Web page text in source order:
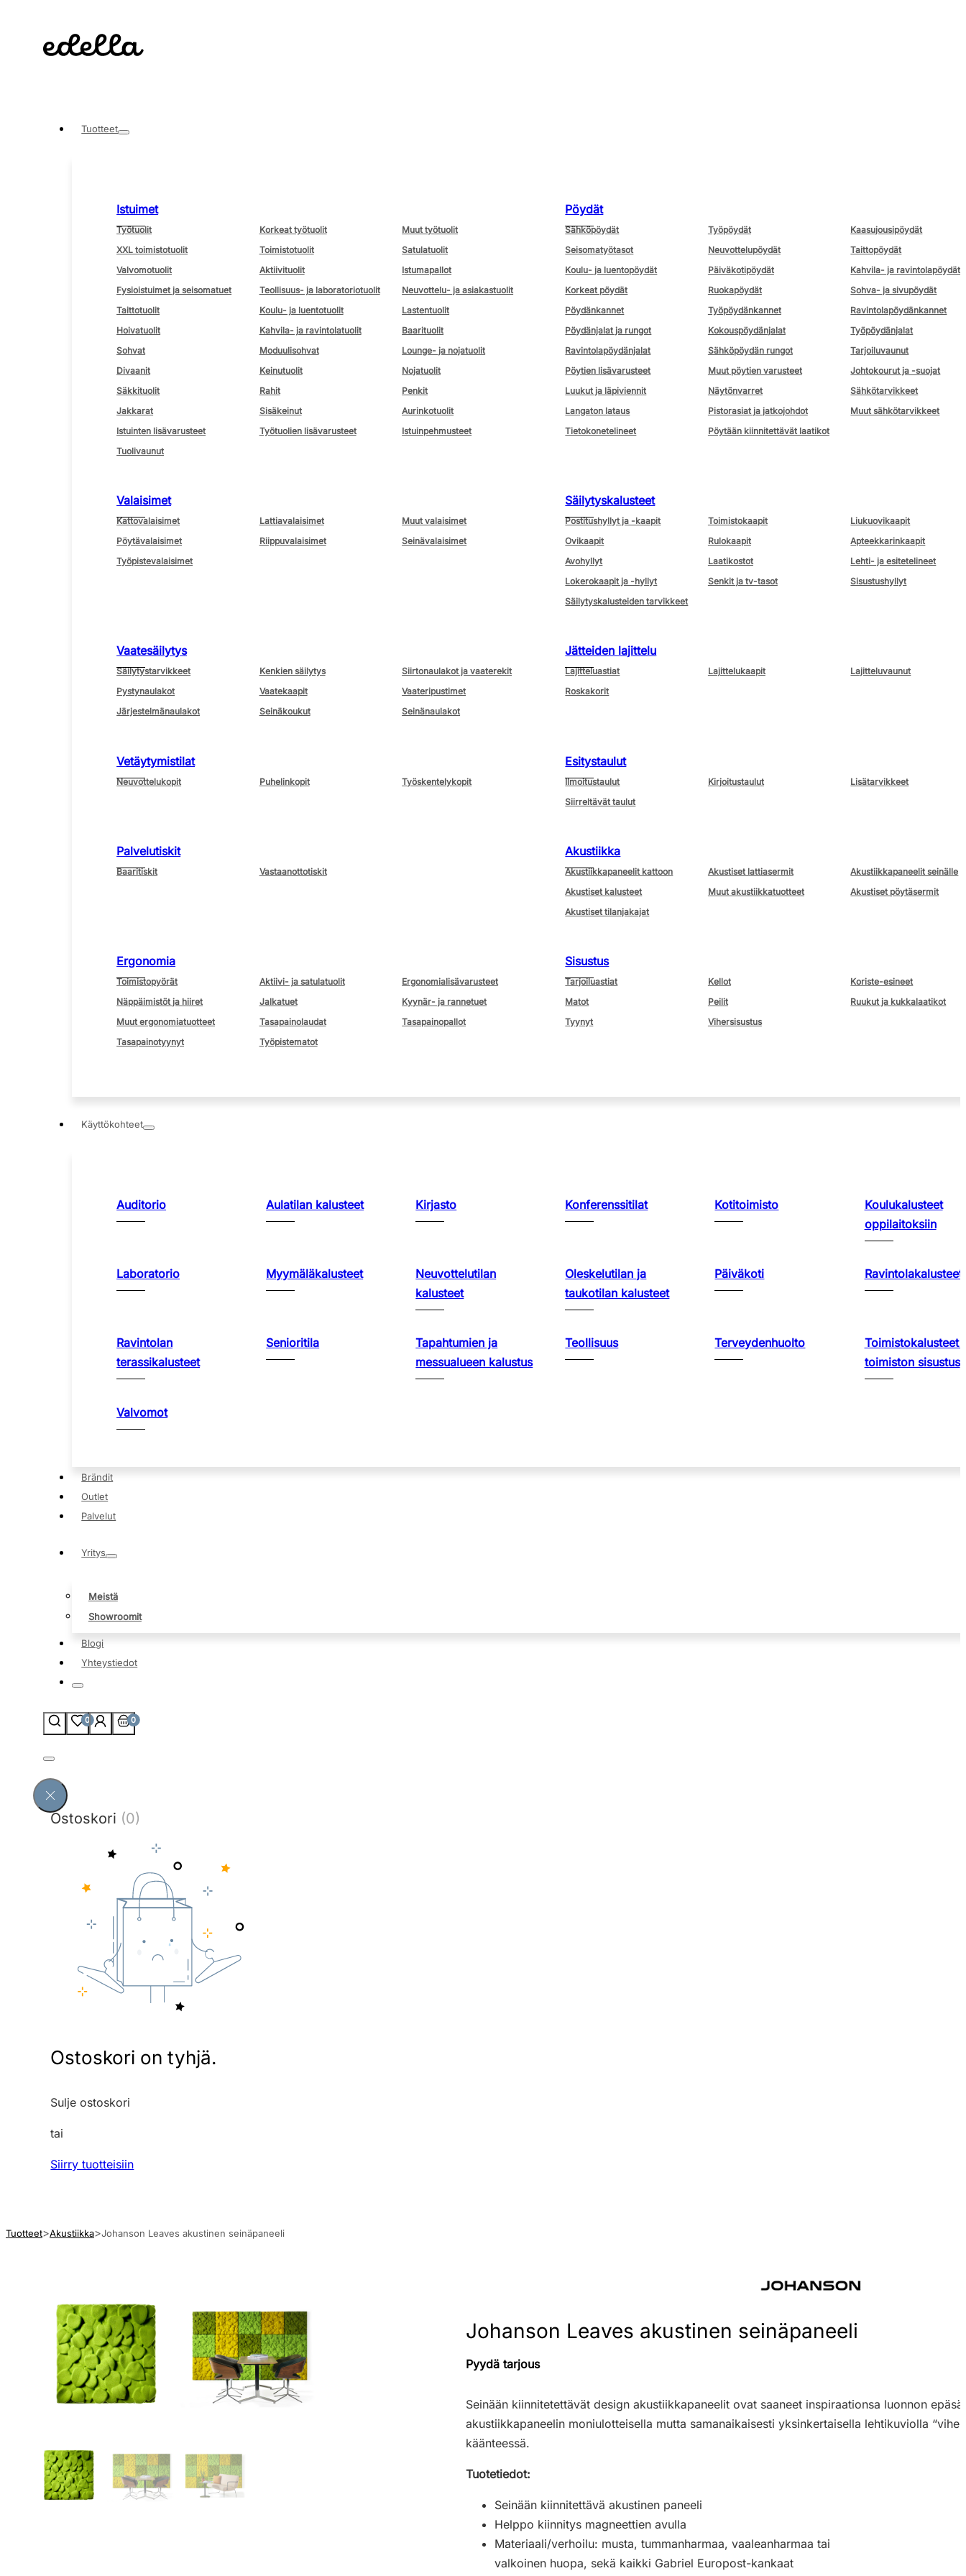
Tuotteet
Istuimet
Työtuolit Korkeat työtuolit
Muut työtuolit
XXL toimistotuolit
Toimistotuolit
Satulatuolit
Valvomotuolit
Aktiivituolit
Istumapallot
Fysioistuimet ja seisomatuet
Teollisuus- ja laboratoriotuolit
Neuvottelu- ja asiakastuolit
Taittotuolit
Koulu- ja luentotuolit
Lastentuolit
Hoivatuolit
Kahvila- ja ravintolatuolit
Baarituolit
Sohvat
Moduulisohvat
Lounge- ja nojatuolit
Divaanit
Keinutuolit
Nojatuolit
Säkkituolit
Rahit
Penkit
Jakkarat
Sisäkeinut
Aurinkotuolit
Istuinten lisävarusteet
Työtuolien lisävarusteet
Istuinpehmusteet
Tuolivaunut
Pöydät
Sähköpöydät Työpöydät
Kaasujousipöydät
Seisomatyötasot
Neuvottelupöydät
Taittopöydät
Koulu- ja luentopöydät
Päiväkotipöydät
Kahvila- ja ravintolapöydät
Korkeat pöydät
Ruokapöydät
Sohva- ja sivupöydät
Pöydänkannet
Työpöydänkannet
Ravintolapöydänkannet
Pöydänjalat ja rungot
Kokouspöydänjalat
Työpöydänjalat
Ravintolapöydänjalat
Sähköpöydän rungot
Tarjoiluvaunut
Pöytien lisävarusteet
Muut pöytien varusteet
Johtokourut ja -suojat
Luukut ja läpiviennit
Näytönvarret
Sähkötarvikkeet
Langaton lataus
Pistorasiat ja jatkojohdot
Muut sähkötarvikkeet
Tietokonetelineet
Pöytään kiinnitettävät laatikot
Valaisimet
Kattovalaisimet Lattiavalaisimet
Muut valaisimet
Pöytävalaisimet
Riippuvalaisimet
Seinävalaisimet
Työpistevalaisimet
Säilytyskalusteet
Postitushyllyt ja -kaapit Toimistokaapit
Liukuovikaapit
Ovikaapit
Rulokaapit
Apteekkarinkaapit
Avohyllyt
Laatikostot
Lehti- ja esitetelineet
Lokerokaapit ja -hyllyt
Senkit ja tv-tasot
Sisustushyllyt
Säilytyskalusteiden tarvikkeet
Vaatesäilytys
Säilytystarvikkeet Kenkien säilytys
Siirtonaulakot ja vaaterekit
Pystynaulakot
Vaatekaapit
Vaateripustimet
Järjestelmänaulakot
Seinäkoukut Seinänaulakot
Jätteiden lajittelu
Lajitteluastiat Lajittelukaapit
Lajitteluvaunut
Roskakorit
Vetäytymistilat
Neuvottelukopit Puhelinkopit Työskentelykopit
Esitystaulut
Ilmoitustaulut Kirjoitustaulut
Lisätarvikkeet
Siirreltävät taulut
Palvelutiskit
Baaritiskit Vastaanottotiskit
Akustiikka
Akustiikkapaneelit kattoon Akustiset lattiasermit
Akustiikkapaneelit seinälle
Akustiset kalusteet
Muut akustiikkatuotteet
Akustiset pöytäsermit
Akustiset tilanjakajat
Ergonomia
Toimistopyörät Aktiivi- ja satulatuolit
Ergonomialisävarusteet
Näppäimistöt ja hiiret
Jalkatuet
Kyynär- ja rannetuet
Muut ergonomiatuotteet
Tasapainolaudat
Tasapainopallot
Tasapainotyynyt
Työpistematot
Sisustus
Tarjoiluastiat Kellot
Koriste-esineet
Matot
Peilit
Ruukut ja kukkalaatikot
Tyynyt
Vihersisustus
Käyttökohteet
Auditorio Aulatilan kalusteet Kirjasto Konferenssitilat Kotitoimisto
Koulukalusteet
oppilaitoksiin
Laboratorio Myymäläkalusteet
Neuvottelutilan
kalusteet
Oleskelutilan ja
taukotilan kalusteet
Päiväkoti Ravintolakalusteet
Ravintolan
terassikalusteet
Senioritila
Tapahtumien ja
messualueen kalustus
Teollisuus Terveydenhuolto
Toimistokalusteet
toimiston sisustus
Valvomot
Brändit
Outlet
Palvelut
Yritys
Meistä
Showroomit
Blogi
Yhteystiedot
0 0
Ostoskori (0)
Ostoskori on tyhjä.
Sulje ostoskori
tai
Siirry tuotteisiin
Tuotteet Akustiikka Johanson Leaves akustinen seinäpaneeli
Johanson Leaves akustinen seinäpaneeli
Pyydä tarjous
Seinään kiinnitetettävät design akustiikkapaneelit ovat saaneet inspiraationsa luonnon
akustiikkapaneelin moniulotteisella mutta samanaikaisesti yksinkertaisella lehtikuviolla
käänteessä.
Tuotetiedot:
Seinään kiinnitettävä akustinen paneeli
Helppo kiinnitys magneettien avulla
Materiaali/verhoilu: musta, tummanharmaa, vaaleanharmaa tai
valkoinen huopa, sekä kaikki Gabriel Europost-kankaat